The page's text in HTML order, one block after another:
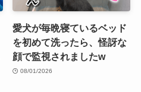
愛犬が毎晩寝ているベッド
を初めて洗ったら、怪訝な
顔で監視されましたw
08/01/2026